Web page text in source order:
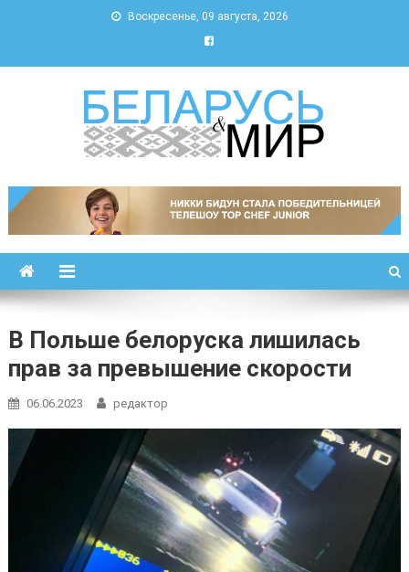
Воскресенье, 09 августа, 2026
Беларусь и мир
В Польше белоруска лишилась
прав за превышение скорости
06.06.2023 редактор